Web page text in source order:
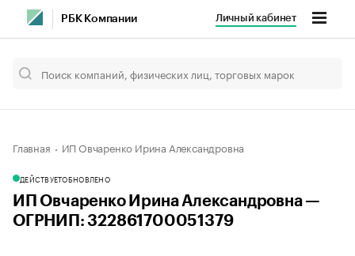
РБК Компании Личный кабинет
Главная ИП Овчаренко Ирина Александровна
ДЕЙСТВУЕТОБНОВЛЕНО
ИП Овчаренко Ирина Александровна —
ОГРНИП: 322861700051379